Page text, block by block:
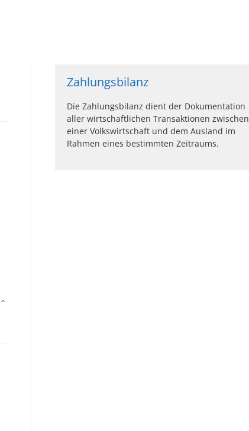
Zahlungsbilanz
Die Zahlungsbilanz dient der Dokumentation
aller wirtschaftlichen Transaktionen zwischen
einer Volkswirtschaft und dem Ausland im
Rahmen eines bestimmten Zeitraums.